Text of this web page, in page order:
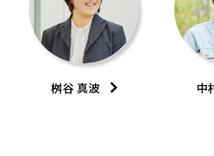
桝谷 真波 中